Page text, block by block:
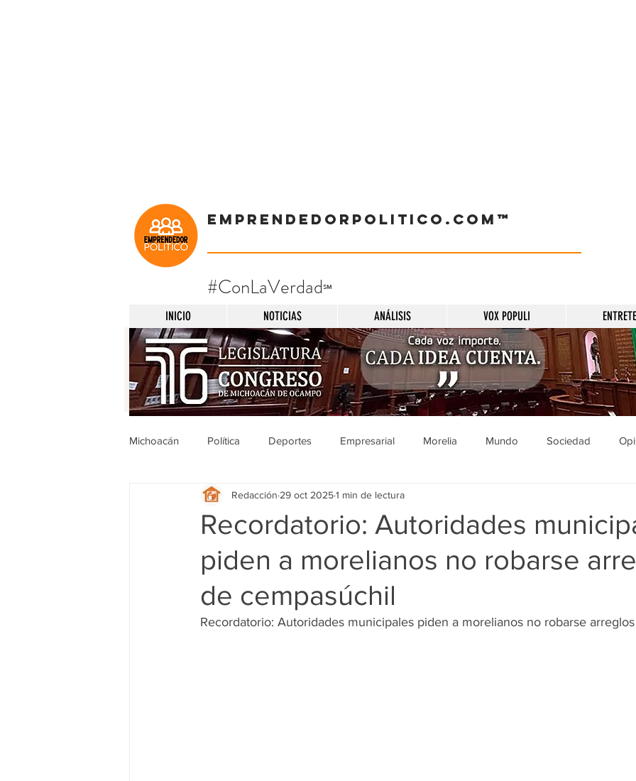
Emprendedorpolitico.com™
#ConLaVerdad℠
INICIO NOTICIAS ANÁLISIS VOX POPULI
Michoacán Política Deportes Empresarial Morelia Mundo Sociedad
Michoacán Nacionales Sucesos Entretenimiento
Legislativo Seguridad Educación Salud Gobierno Guanajuato Zamora
Ciencia y Tecnología
Recordatorio: Autoridades
piden a morelianos no robarse
de cempasúchil
Redacción 29 oct 20251 min de lectura
Recordatorio: Autoridades municipales piden a morelianos no robarse